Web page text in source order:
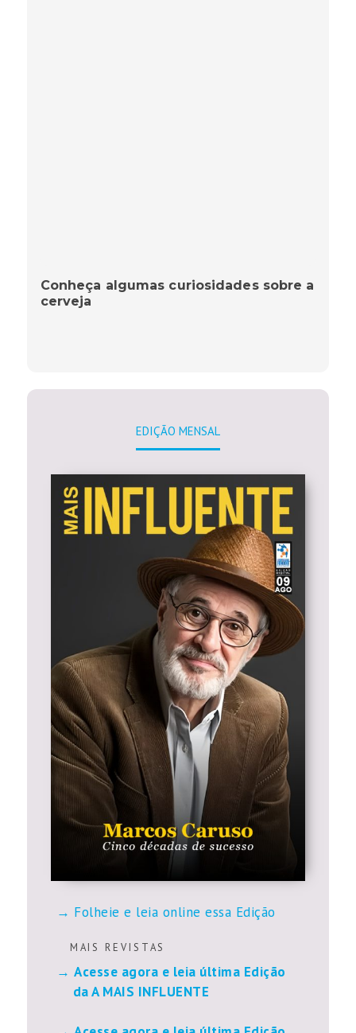
Conheça algumas curiosidades sobre a
cerveja
EDIÇÃO MENSAL
Folheie e leia online essa Edição
M A I S R E V I S T A S
Acesse agora e leia última Edição
da A MAIS INFLUENTE